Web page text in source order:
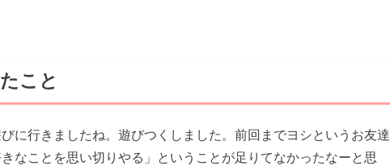
こと
に行きましたね。遊びつくしました。前回までヨシというお友達
なことを思い切りやる」ということが足りてなかったなーと思